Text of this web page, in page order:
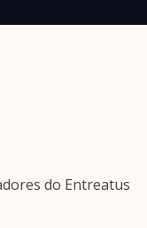
do Entreatus